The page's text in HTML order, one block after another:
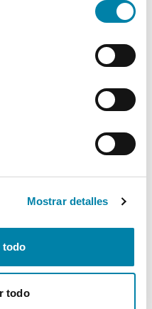
Mostrar detalles
todo
todo
satisfechos